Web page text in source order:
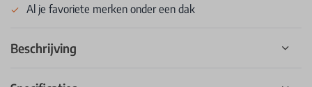
Al je favoriete merken onder een dak
Beschrijving